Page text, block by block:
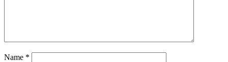
Name *